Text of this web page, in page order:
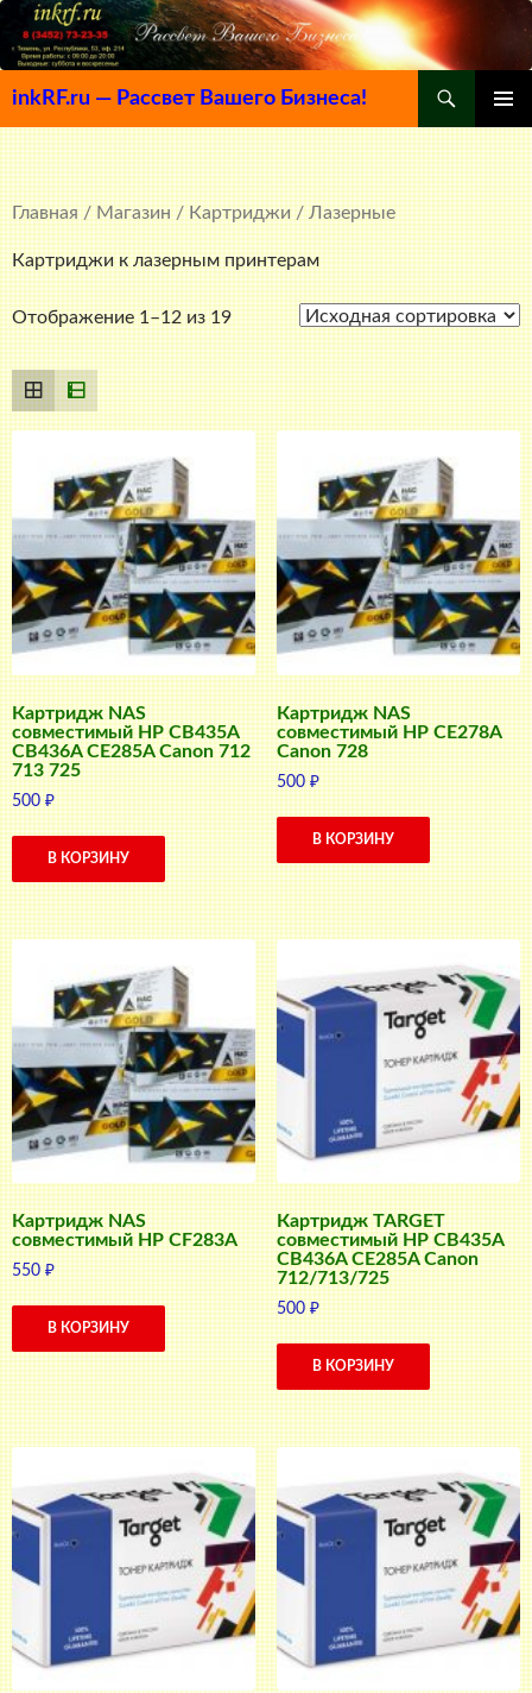
inkRF.ru — Рассвет Вашего Бизнеса!
МЕНЮ
К
СОДЕРЖИМОМУ
Главная/Магазин/Картриджи/ Лазерные
Картриджи к лазерным принтерам
Отображение 1–12 из 19
Картридж NAS
совместимый HP CB435A
CB436A CE285A Canon 712
713 725
500₽
В КОРЗИНУ
Картридж NAS
совместимый HP CE278A
Canon 728
500₽
В КОРЗИНУ
Картридж NAS
совместимый HP CF283A
550₽
В КОРЗИНУ
Картридж TARGET
совместимый HP CB435A
CB436A CE285A Canon
712/713/725
500₽
В КОРЗИНУ